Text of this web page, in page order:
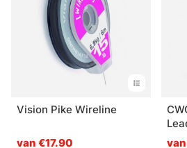
Vision Pike Wireline
van €17.90